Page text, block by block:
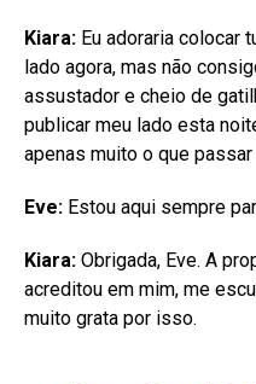
Kiara: Eu adoraria colocar
lado agora, mas não
assustador e cheio de
publicar meu lado esta
apenas muito o que passar
Eve: Estou aqui sempre
Kiara: Obrigada, Eve. A
acreditou em mim, me
muito grata por isso.